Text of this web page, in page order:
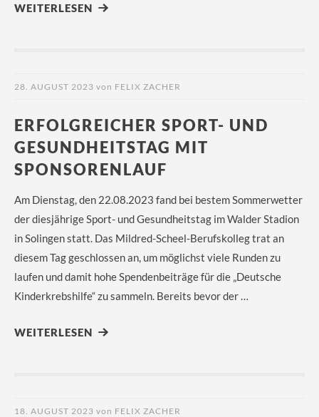
WEITERLESEN
28. AUGUST 2023 von FELIX ZACHER
ERFOLGREICHER SPORT- UND
GESUNDHEITSTAG MIT
SPONSORENLAUF
Am Dienstag, den 22.08.2023 fand bei bestem Sommerwetter
der diesjährige Sport- und Gesundheitstag im Walder Stadion
in Solingen statt. Das Mildred-Scheel-Berufskolleg trat an
diesem Tag geschlossen an, um möglichst viele Runden zu
laufen und damit hohe Spendenbeiträge für die „Deutsche
Kinderkrebshilfe“ zu sammeln. Bereits bevor der …
WEITERLESEN
18. AUGUST 2023 von FELIX ZACHER